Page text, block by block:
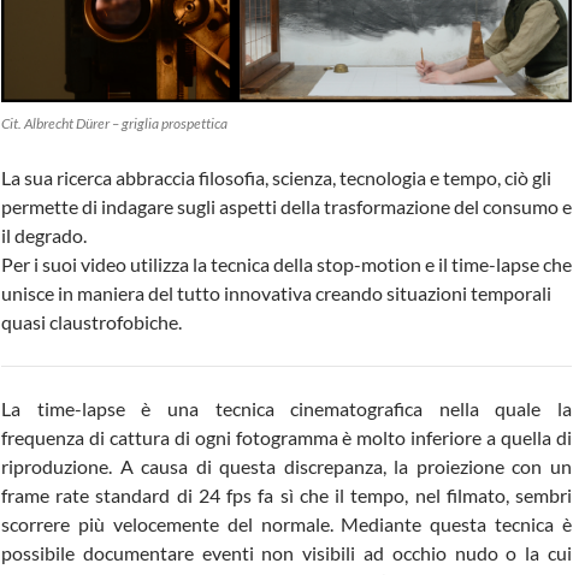
Cit. Albrecht Dürer – griglia prospettica
La sua ricerca abbraccia filosofia, scienza, tecnologia e tempo, ciò gli
permette di indagare sugli aspetti della trasformazione del consumo e
il degrado.
Per i suoi video utilizza la tecnica della stop-motion e il time-lapse che
unisce in maniera del tutto innovativa creando situazioni temporali
quasi claustrofobiche.
La time-lapse è una tecnica cinematografica nella quale la
frequenza di cattura di ogni fotogramma è molto inferiore a quella di
riproduzione. A causa di questa discrepanza, la proiezione con un
frame rate standard di 24 fps fa sì che il tempo, nel filmato, sembri
scorrere più velocemente del normale. Mediante questa tecnica è
possibile documentare eventi non visibili ad occhio nudo o la cui